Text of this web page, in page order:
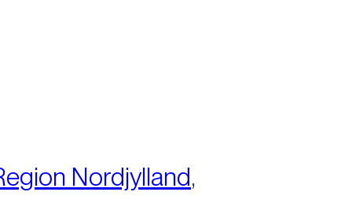
Nordjylland,